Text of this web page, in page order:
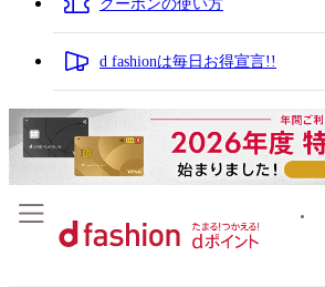
クーポンの使い方
d fashionは毎日お得宣言!!